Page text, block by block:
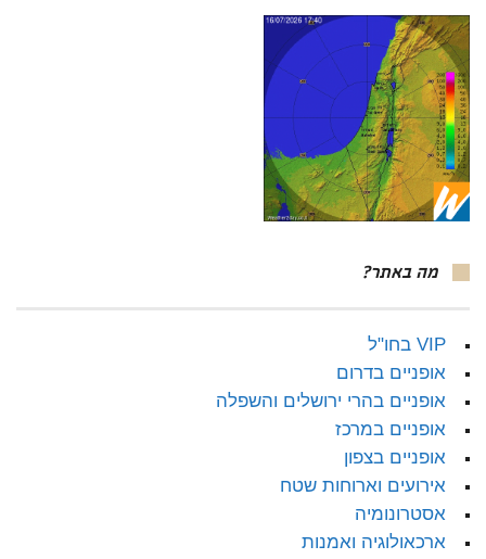
מה באתר?
VIP בחו"ל
אופניים בדרום
אופניים בהרי ירושלים והשפלה
אופניים במרכז
אופניים בצפון
אירועים וארוחות שטח
אסטרונומיה
ארכאולוגיה ואמנות